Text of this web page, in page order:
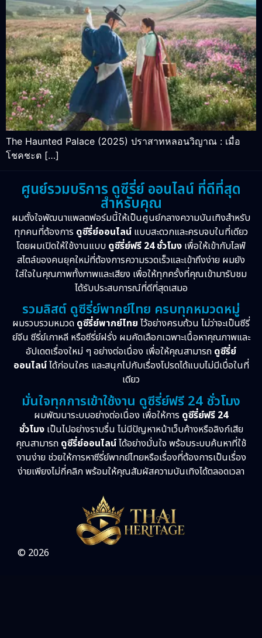
The Haunted Palace (2025) ปราสาทหลอนวิญาณ : เมื่อ
โชคชะต […]
ศูนย์รวมบริการ ดูซีรี่ย์ ออนไลน์ ที่ดีที่สุด
สำหรับคุณ
ผมตั้งใจพัฒนาแพลตฟอร์มนี้ให้เป็นศูนย์กลางความบันเทิงสำหรับ
ทุกคนที่ต้องการ ดูซีรี่ย์ออนไลน์ แบบสะดวกและครบจบในที่เดียว
โดยผมเปิดให้ใช้งานแบบ ดูซีรี่ย์ฟรี 24 ชั่วโมง เพื่อให้เข้ากับไลฟ์
สไตล์ของคนยุคใหม่ที่ต้องการความรวดเร็วและเข้าถึงง่าย ผมยัง
ใส่ใจในคุณภาพทั้งภาพและเสียง เพื่อให้ทุกครั้งที่คุณเข้ามารับชม
ได้รับประสบการณ์ที่ดีที่สุดเสมอ
รวมลิสต์ ดูซีรี่ย์พากย์ไทย ครบทุกหมวดหมู่
ผมรวบรวมหมวด ดูซีรี่ย์พากย์ไทย ไว้อย่างครบถ้วน ไม่ว่าจะเป็นซีรี่
ย์จีน ซีรี่ย์เกาหลี หรือซีรี่ย์ฝรั่ง ผมคัดเลือกเฉพาะเนื้อหาคุณภาพและ
อัปเดตเรื่องใหม่ ๆ อย่างต่อเนื่อง เพื่อให้คุณสามารถ ดูซีรี่ย์
ออนไลน์ได้ก่อนใคร และสนุกไปกับเรื่องโปรดได้แบบไม่มีเบื่อในที่
เดียว
มั่นใจทุกการเข้าใช้งาน ดูซีรี่ย์ฟรี 24 ชั่วโมง
ผมพัฒนาระบบอย่างต่อเนื่อง เพื่อให้การ ดูซีรี่ย์ฟรี 24
ชั่วโมงเป็นไปอย่างราบรื่น ไม่มีปัญหาหน้าเว็บค้างหรือลิงก์เสีย
คุณสามารถ ดูซีรี่ย์ออนไลน์ได้อย่างมั่นใจ พร้อมระบบค้นหาที่ใช้
งานง่าย ช่วยให้การหาซีรี่ย์พากย์ไทยหรือเรื่องที่ต้องการเป็นเรื่อง
ง่ายเพียงไม่กี่คลิก พร้อมให้คุณสัมผัสความบันเทิงได้ตลอดเวลา
© 2026